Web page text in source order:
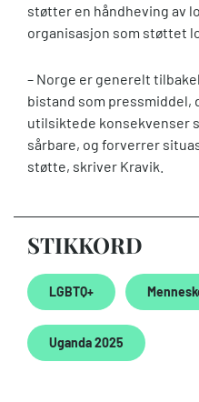
støtter en håndheving av
organisasjon som støttet
– Norge er generelt
bistand som pressmiddel,
utilsiktede konsekvenser
sårbare, og forverrer
støtte, skriver Kravik.
STIKKORD
LGBTQ+
Uganda 2025